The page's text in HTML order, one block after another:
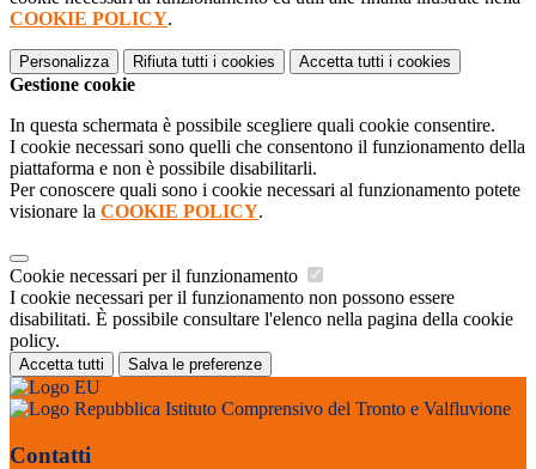
COOKIE POLICY.
Personalizza Rifiuta tutti i cookies Accetta tutti i cookies
Gestione cookie
In questa schermata è possibile scegliere quali cookie consentire.
I cookie necessari sono quelli che consentono il funzionamento della
piattaforma e non è possibile disabilitarli.
Per conoscere quali sono i cookie necessari al funzionamento potete
visionare la COOKIE POLICY.
Cookie necessari per il funzionamento
I cookie necessari per il funzionamento non possono essere
disabilitati. È possibile consultare l'elenco nella pagina della cookie
policy.
Accetta tutti Salva le preferenze
Istituto Comprensivo del Tronto e Valfluvione
Contatti